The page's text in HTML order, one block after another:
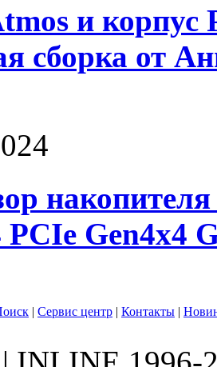
и корпус
сборка от
Gen4х4
| Сервис центр | Контакты |